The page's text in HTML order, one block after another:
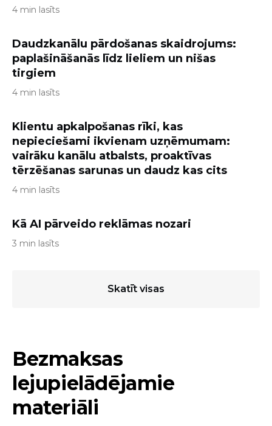
4 min lasīts
Daudzkanālu pārdošanas skaidrojums:
paplašināšanās līdz lieliem un nišas
tirgiem
4 min lasīts
Klientu apkalpošanas rīki, kas
nepieciešami ikvienam uzņēmumam:
vairāku kanālu atbalsts, proaktīvas
tērzēšanas sarunas un daudz kas cits
4 min lasīts
Kā AI pārveido reklāmas nozari
3 min lasīts
Skatīt visas
Bezmaksas
lejupielādējamie
materiāli